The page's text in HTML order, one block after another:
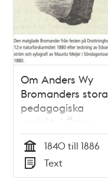
Om Anders Wy
Bromanders stora
pedagogiska
projekt / Östen
Hedin
Tid
1840 till 1886
Typ
Text